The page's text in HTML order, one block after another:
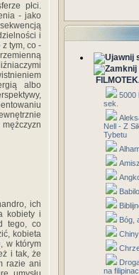
płci.
- jako
i
tym, co -
albo
ich
kobiety i
tego, co
kobieta
w którym
i tak, że
razie ani
5000
sek.
Nell - Z
Tybetu
Bóg,
Chiny
na